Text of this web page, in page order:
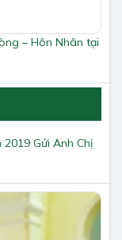
– Hôn Nhân tại
Gửi Anh Chị